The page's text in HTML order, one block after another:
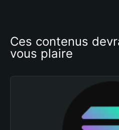
Ces contenus
vous plaire